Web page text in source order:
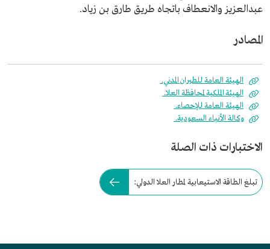
عبدالعزيز والانعطاف باتجاه طريق طارق بن زياد.
المصادر
الهيئة العامة للطيران المدني.
الهيئة الملكية لمحافظة العلا.
الهيئة العامة للإحصاء.
وكالة الأنباء السعودية.
الاختبارات ذات الصلة
تبلغ الطاقة الاستيعابية لمطار العلا الدولي: